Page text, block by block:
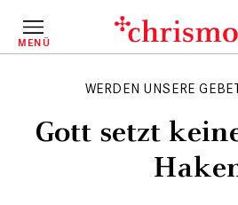
InhaltMENÜ
WERDEN UNSERE
Gott setzt